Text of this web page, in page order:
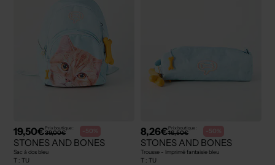
19,50€Prix boutique :
39,00€ -50%
STONES AND BONES
Sac à dos bleu
T : TU
8,26€Prix boutique :
16,50€ -50%
STONES AND BONES
Trousse - Imprimé fantaisie bleu
T : TU